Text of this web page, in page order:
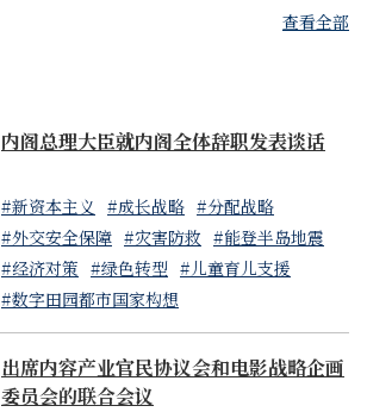
查看全部
内阁总理大臣就内阁全体辞职发表谈话
#新资本主义 #成长战略 #分配战略
#外交安全保障 #灾害防救 #能登半岛地震
#经济对策 #绿色转型 #儿童育儿支援
#数字田园都市国家构想
出席内容产业官民协议会和电影战略企画
委员会的联合会议